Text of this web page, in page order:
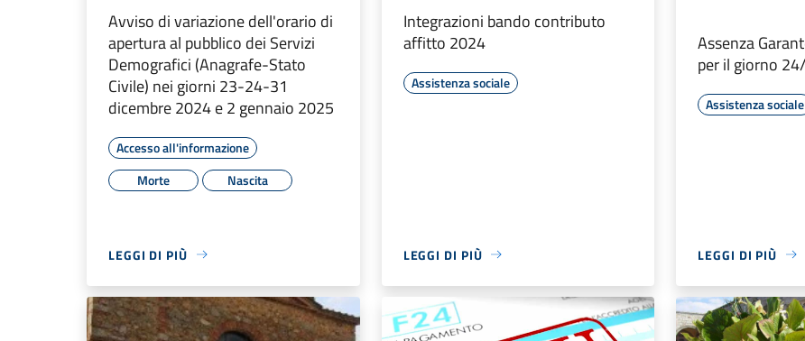
Avviso di variazione dell'orario di
apertura al pubblico dei Servizi
Demografici (Anagrafe-Stato
Civile) nei giorni 23-24-31
dicembre 2024 e 2 gennaio 2025
Accesso all'informazione
Morte
Nascita
LEGGI DI PIÙ
Integrazioni bando contributo
affitto 2024
Assistenza sociale
LEGGI DI PIÙ
Assenza
per il giorno
Assistenza sociale
LEGGI DI PIÙ